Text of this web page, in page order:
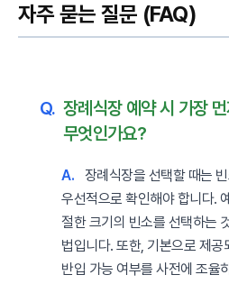
자주 묻는 질문 (FAQ)
Q. 장례식장 예약 시 가장
무엇인가요?
A.
장례식장을 선택할 때는
우선적으로 확인해야 합니다.
절한 크기의 빈소를 선택하는
법입니다. 또한, 기본으로 제
반입 가능 여부를 사전에 조율